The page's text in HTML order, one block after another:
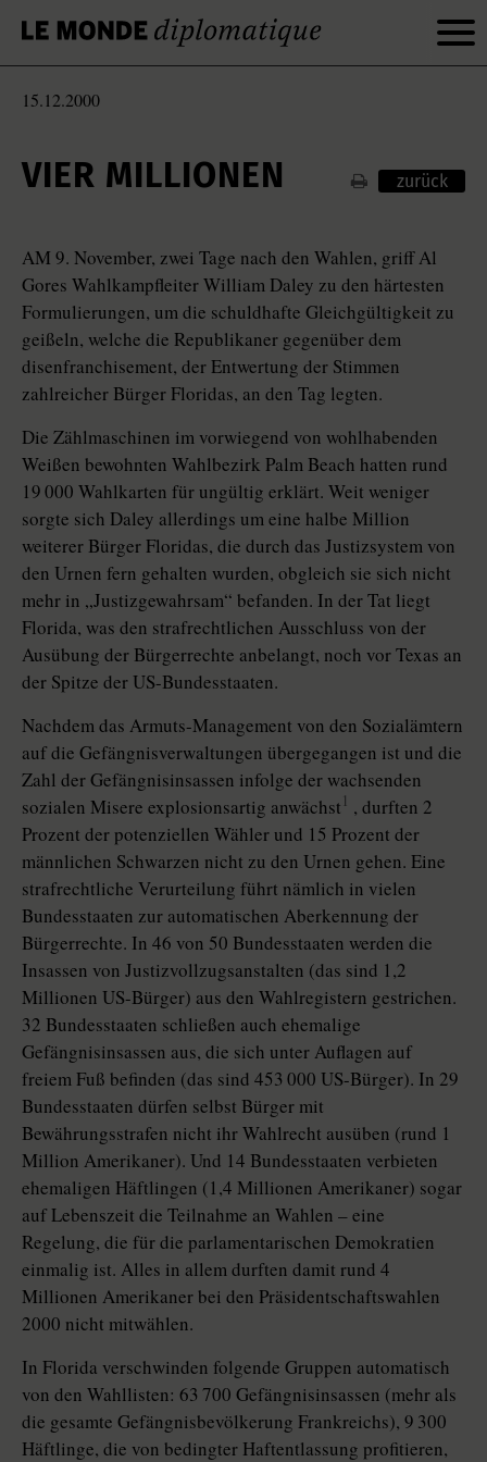
15.12.2000
VIER MILLIONEN zurück
AM 9. November, zwei Tage nach den Wahlen, griff Al
Gores Wahlkampfleiter William Daley zu den härtesten
Formulierungen, um die schuldhafte Gleichgültigkeit zu
geißeln, welche die Republikaner gegenüber dem
disenfranchisement, der Entwertung der Stimmen
zahlreicher Bürger Floridas, an den Tag legten.
Die Zählmaschinen im vorwiegend von wohlhabenden
Weißen bewohnten Wahlbezirk Palm Beach hatten rund
19 000 Wahlkarten für ungültig erklärt. Weit weniger
sorgte sich Daley allerdings um eine halbe Million
weiterer Bürger Floridas, die durch das Justizsystem von
den Urnen fern gehalten wurden, obgleich sie sich nicht
mehr in „Justizgewahrsam“ befanden. In der Tat liegt
Florida, was den strafrechtlichen Ausschluss von der
Ausübung der Bürgerrechte anbelangt, noch vor Texas an
der Spitze der US-Bundesstaaten.
Nachdem das Armuts-Management von den Sozialämtern
auf die Gefängnisverwaltungen übergegangen ist und die
Zahl der Gefängnisinsassen infolge der wachsenden
sozialen Misere explosionsartig anwächst 1 , durften 2
Prozent der potenziellen Wähler und 15 Prozent der
männlichen Schwarzen nicht zu den Urnen gehen. Eine
strafrechtliche Verurteilung führt nämlich in vielen
Bundesstaaten zur automatischen Aberkennung der
Bürgerrechte. In 46 von 50 Bundesstaaten werden die
Insassen von Justizvollzugsanstalten (das sind 1,2
Millionen US-Bürger) aus den Wahlregistern gestrichen.
32 Bundesstaaten schließen auch ehemalige
Gefängnisinsassen aus, die sich unter Auflagen auf
freiem Fuß befinden (das sind 453 000 US-Bürger). In 29
Bundesstaaten dürfen selbst Bürger mit
Bewährungsstrafen nicht ihr Wahlrecht ausüben (rund 1
Million Amerikaner). Und 14 Bundesstaaten verbieten
ehemaligen Häftlingen (1,4 Millionen Amerikaner) sogar
auf Lebenszeit die Teilnahme an Wahlen – eine
Regelung, die für die parlamentarischen Demokratien
einmalig ist. Alles in allem durften damit rund 4
Millionen Amerikaner bei den Präsidentschaftswahlen
2000 nicht mitwählen.
In Florida verschwinden folgende Gruppen automatisch
von den Wahllisten: 63 700 Gefängnisinsassen (mehr als
die gesamte Gefängnisbevölkerung Frankreichs), 9 300
Häftlinge, die von bedingter Haftentlassung profitieren,